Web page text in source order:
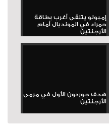
إمبولو يتلقى أغرب بطاقة
حمراء في المونديال أمام
الأرجنتين
هدف جوردون الأول في مرمى
الأرجنتين